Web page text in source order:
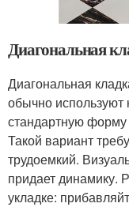
Диагональная
Диагональная
обычно
стандартную форму
Такой вариант
трудоемкий.
придает динамику.
укладке: